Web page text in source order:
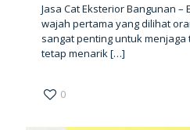
Jasa Cat Eksterior Bangunan
wajah pertama yang dilihat
sangat penting untuk
tetap menarik[…]
0